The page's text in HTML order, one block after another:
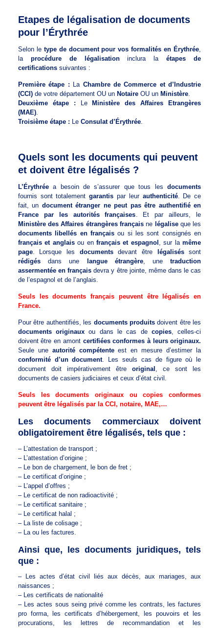
Etapes de légalisation de documents
pour l’Érythrée
Selon le type de document pour vos formalités en Érythrée
la procédure de légalisationinclura laétapes de
certificationssuivantes :
Première étape : La Chambre de Commerce et d’Industrie
(CCI)de votre département OU un Notaire OU un Ministère.
Deuxième étape : Le
Ministère des Affaires Etrangères
(MAE).
Troisième étape : Le Consulat d’Érythrée.
Quels sont les documents qui peuvent
et doivent être légalisés ?
L’Érythréea besoin de s’assurer que tous lesdocuments
fournis sont totalementgarantis par leur authenticité. De ce
fait, un document étranger ne peut pas être authentifié en
France par les autorités françaises . Et par ailleurs, le
Ministère des Affaires étrangères français ne légaliseque les
documents libellés en françaisou si les sont consignés en
français et anglaisou en français et espagnol , sur lamême
page. Lorsque les documentsdevant être légaliséssont
rédigésdans une langue étrangère, unetraduction
assermentée en français devra y être jointe, même dans le cas
de l’espagnol et de l’anglais.
Seuls les documents français peuvent être légalisés en
France.
Pour être authentifiés, les documents produitsdoivent être les
documents originaux ou dans le cas de copies, celles-ci
doivent être en amont certifiées conformes à leurs originaux.
Seule une autorité compétenteest en mesure d’estimer la
conformité d’un document. Les seuls cas de figure où le
document doit impérativement êtreoriginal
, ce sont les
documents de casiers judiciaires et ceux d’état civil.
Seuls les documents originaux ou copies conformes
peuvent être légalisés par la CCI, notaire, MAE,…
Les documents commerciaux doivent
obligatoirement être légalisés, tels que :
– L’attestation de transport ;
– L’attestation d’origine ;
– Le bon de chargement, le bon de fret ;
– Le certificat d’origine ;
– L’appel d’offres ;
– Le certificat de non radioactivité ;
– Le certificat sanitaire ;
– Le certificat halal ;
– La liste de colisage ;
– La ou les factures.
Ainsi que, les documents juridiques, tels
que :
– Les actes d’état civil liés aux décès, aux mariages, aux
naissances ;
– Les certificats de nationalité
– Les actes sous seing privé comme les contrats, les factures
pro forma, les certificats d’hébergement, les pouvoirs et les
procurations, les lettres de recommandation et les